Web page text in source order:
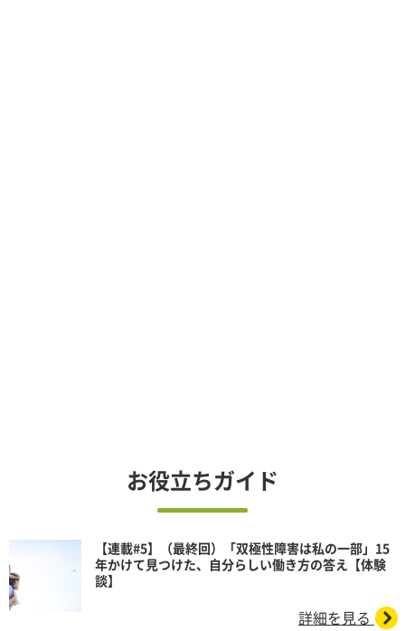
お役立ちガイド
【連載#5】（最終回）「双極性障害は私の一部」15
年かけて見つけた、自分らしい働き方の答え【体験
談】
詳細を見る